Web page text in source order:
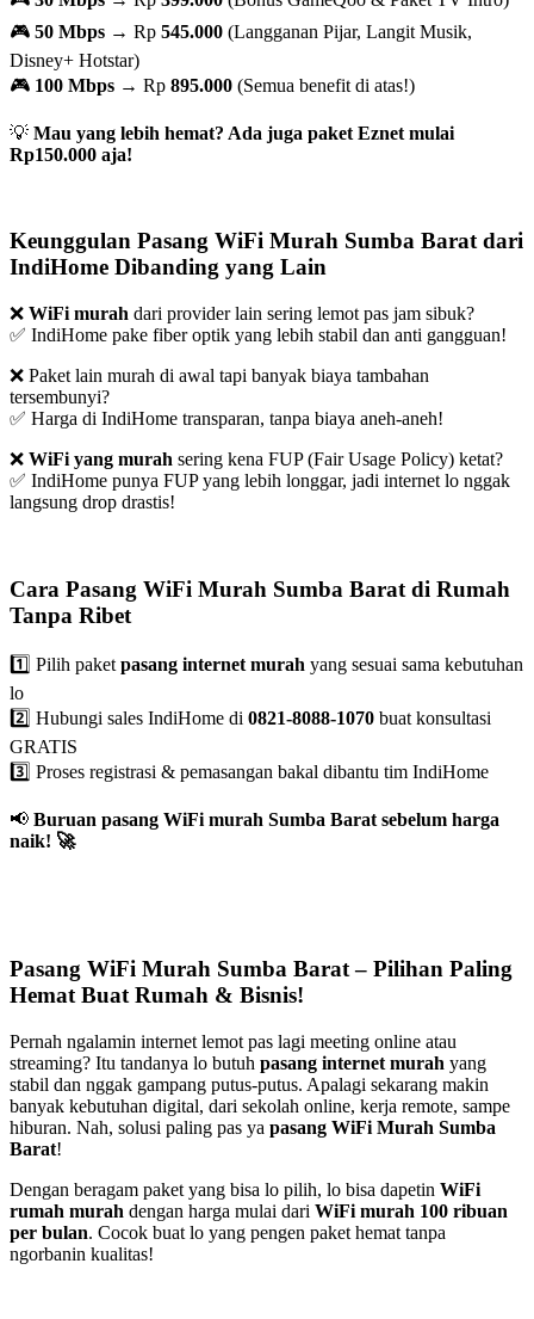
🎮 50 Mbps → Rp 545.000 (Langganan Pijar, Langit Musik,
Disney+ Hotstar)
🎮 100 Mbps → Rp 895.000 (Semua benefit di atas!)
💡 Mau yang lebih hemat? Ada juga paket Eznet mulai
Rp150.000 aja!
Keunggulan Pasang WiFi Murah Sumba Barat dari
IndiHome Dibanding yang Lain
❌ WiFi murah dari provider lain sering lemot pas jam sibuk?
✅ IndiHome pake fiber optik yang lebih stabil dan anti gangguan!
❌ Paket lain murah di awal tapi banyak biaya tambahan
tersembunyi?
✅ Harga di IndiHome transparan, tanpa biaya aneh-aneh!
❌ WiFi yang murah sering kena FUP (Fair Usage Policy) ketat?
✅ IndiHome punya FUP yang lebih longgar, jadi internet lo nggak
langsung drop drastis!
Cara Pasang WiFi Murah Sumba Barat di Rumah
Tanpa Ribet
1️⃣ Pilih paketpasang internet murah yang sesuai sama kebutuhan
lo
2️⃣ Hubungi sales IndiHome di 0821-8088-1070 buat konsultasi
GRATIS
3️⃣ Proses registrasi & pemasangan bakal dibantu tim IndiHome
📢 Buruan pasang WiFi murah Sumba Barat sebelum harga
naik! 🚀
Pasang WiFi Murah Sumba Barat – Pilihan Paling
Hemat Buat Rumah & Bisnis!
Pernah ngalamin internet lemot pas lagi meeting online atau
streaming? Itu tandanya lo butuh pasang internet murah yang
stabil dan nggak gampang putus-putus. Apalagi sekarang makin
banyak kebutuhan digital, dari sekolah online, kerja remote, sampe
hiburan. Nah, solusi paling pas ya pasang WiFi Murah Sumba
Barat!
Dengan beragam paket yang bisa lo pilih, lo bisa dapetin WiFi
rumah murah dengan harga mulai dari WiFi murah 100 ribuan
per bulan. Cocok buat lo yang pengen paket hemat tanpa
ngorbanin kualitas!